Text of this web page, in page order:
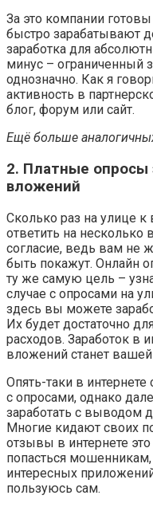
За это компании готовы
быстро зарабатывают
заработка для
минус – ограниченный
однозначно. Как я
активность в
блог, форум или сайт.
Ещё больше
2. Платные опросы
вложений
Сколько раз на улице
ответить на
согласие, ведь вам не
быть покажут. Онлайн
ту же самую цель –
случае с опросами на
здесь вы можете
Их будет достаточно
расходов. Заработок в
вложений станет
Опять-таки в
с опросами, однако
заработать с выводом
Многие кидают своих
отзывы в интернете
попасться
интересных
пользуюсь сам.